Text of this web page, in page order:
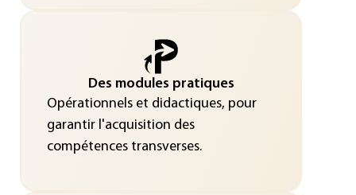
Des modules pratiques
Opérationnels et didactiques, pour
garantir l'acquisition des
compétences transverses.